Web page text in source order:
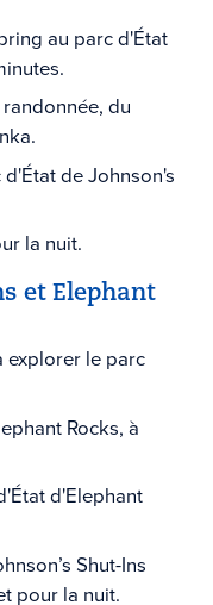
au parc d'État
du
de Johnson's
la nuit.
et Elephant
explorer le parc
Rocks, à
d'Elephant
Shut-Ins
pour la nuit.